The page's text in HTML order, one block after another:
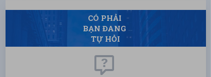
CÓ PHẢI
BẠN ĐANG
TỰ HỎI